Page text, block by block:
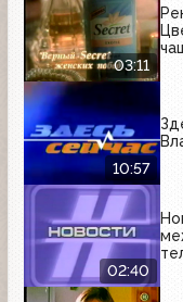
03:11
10:57
02:40